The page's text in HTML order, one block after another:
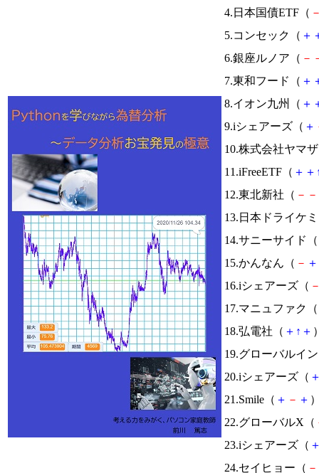
4.日本国債ETF（
5.コンセック（ ＋
6.銀座ルノア（ －
7.東和フード（ ＋
8.イオン九州（ ＋
9.iシェアーズ（ ＋
10.株式会社ヤマ
11.iFreeETF（ ＋ ＋
12.東北新社（ － －
13.日本ドライケ
14.サニーサイド（
15.かんなん（ － ＋
16.iシェアーズ（
17.マニュファク（
18.弘電社（ ＋ ↑ ＋
19.グローバルイ
20.iシェアーズ（
21.Smile（ ＋ － ＋
22.グローバルX（
23.iシェアーズ（
24.セイヒョー（ －